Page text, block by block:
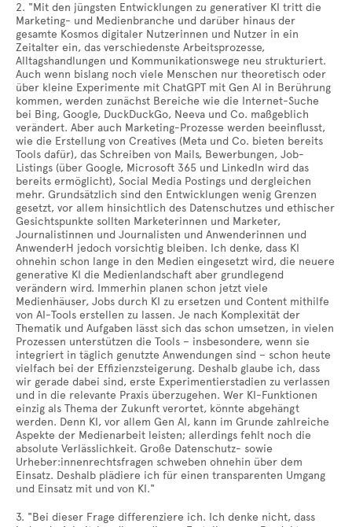
2. "Mit den jüngsten Entwicklungen zu generativer KI tritt die
Marketing- und Medienbranche und darüber hinaus der
gesamte Kosmos digitaler Nutzerinnen und Nutzer in ein
Zeitalter ein, das verschiedenste Arbeitsprozesse,
Alltagshandlungen und Kommunikationswege neu strukturiert.
Auch wenn bislang noch viele Menschen nur theoretisch oder
über kleine Experimente mit ChatGPT mit Gen AI in Berührung
kommen, werden zunächst Bereiche wie die Internet-Suche
bei Bing, Google, DuckDuckGo, Neeva und Co. maßgeblich
verändert. Aber auch Marketing-Prozesse werden beeinflusst,
wie die Erstellung von Creatives (Meta und Co. bieten bereits
Tools dafür), das Schreiben von Mails, Bewerbungen, Job-
Listings (über Google, Microsoft 365 und LinkedIn wird das
bereits ermöglicht), Social Media Postings und dergleichen
mehr. Grundsätzlich sind den Entwicklungen wenig Grenzen
gesetzt, vor allem hinsichtlich des Datenschutzes und ethischer
Gesichtspunkte sollten Marketerinnen und Marketer,
Journalistinnen und Journalisten und Anwenderinnen und
AnwenderH jedoch vorsichtig bleiben. Ich denke, dass KI
ohnehin schon lange in den Medien eingesetzt wird, die neuere
generative KI die Medienlandschaft aber grundlegend
verändern wird. Immerhin planen schon jetzt viele
Medienhäuser, Jobs durch KI zu ersetzen und Content mithilfe
von AI-Tools erstellen zu lassen. Je nach Komplexität der
Thematik und Aufgaben lässt sich das schon umsetzen, in vielen
Prozessen unterstützen die Tools – insbesondere, wenn sie
integriert in täglich genutzte Anwendungen sind – schon heute
vielfach bei der Effizienzsteigerung. Deshalb glaube ich, dass
wir gerade dabei sind, erste Experimentierstadien zu verlassen
und in die relevante Praxis überzugehen. Wer KI-Funktionen
einzig als Thema der Zukunft verortet, könnte abgehängt
werden. Denn KI, vor allem Gen AI, kann im Grunde zahlreiche
Aspekte der Medienarbeit leisten; allerdings fehlt noch die
absolute Verlässlichkeit. Große Datenschutz- sowie
Urheber:innenrechtsfragen schweben ohnehin über dem
Einsatz. Deshalb plädiere ich für einen transparenten Umgang
und Einsatz mit und von KI."
3. "Bei dieser Frage differenziere ich. Ich denke nicht, dass